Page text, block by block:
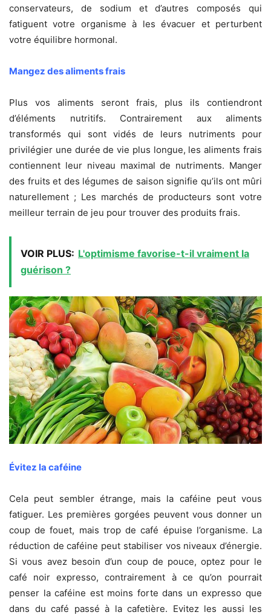
conservateurs, de sodium et d’autres composés qui
fatiguent votre organisme à les évacuer et perturbent
votre équilibre hormonal.
Mangez des aliments frais
Plus vos aliments seront frais, plus ils contiendront
d’éléments nutritifs. Contrairement aux aliments
transformés qui sont vidés de leurs nutriments pour
privilégier une durée de vie plus longue, les aliments frais
contiennent leur niveau maximal de nutriments. Manger
des fruits et des légumes de saison signifie qu’ils ont mûri
naturellement ; Les marchés de producteurs sont votre
meilleur terrain de jeu pour trouver des produits frais.
VOIR PLUS: L'optimisme favorise-t-il vraiment la
guérison ?
Évitez la caféine
Cela peut sembler étrange, mais la caféine peut vous
fatiguer. Les premières gorgées peuvent vous donner un
coup de fouet, mais trop de café épuise l’organisme. La
réduction de caféine peut stabiliser vos niveaux d’énergie.
Si vous avez besoin d’un coup de pouce, optez pour le
café noir expresso, contrairement à ce qu’on pourrait
penser la caféine est moins forte dans un expresso que
dans du café passé à la cafetière. Evitez les aussi les